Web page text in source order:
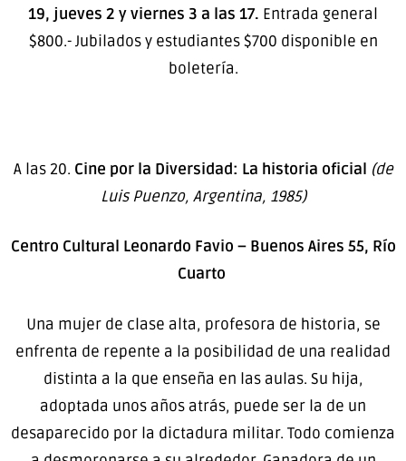
19, jueves 2 y viernes 3 a las 17. Entrada general
$800.- Jubilados y estudiantes $700 disponible en
boletería.
A las 20. Cine por la Diversidad: La historia oficial (de
Luis Puenzo, Argentina, 1985)
Centro Cultural Leonardo Favio – Buenos Aires 55, Río
Cuarto
Una mujer de clase alta, profesora de historia, se
enfrenta de repente a la posibilidad de una realidad
distinta a la que enseña en las aulas. Su hija,
adoptada unos años atrás, puede ser la de un
desaparecido por la dictadura militar. Todo comienza